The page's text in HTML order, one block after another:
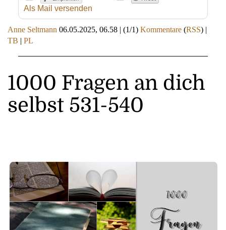
Als Mail versenden
Anne Seltmann 06.05.2025, 06.58 (1/1) Kommentare (RSS) |
TB
PL
1000 Fragen an dich
selbst 531-540